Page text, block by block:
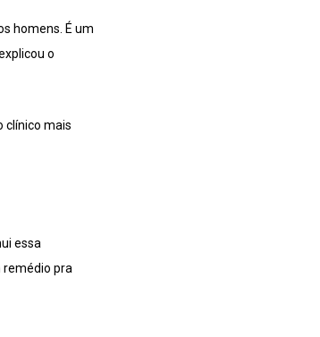
homens. É um
o
clínico mais
essa
remédio pra